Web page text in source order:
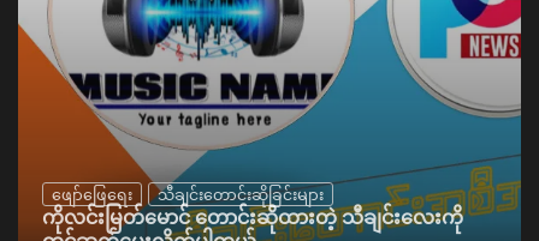
ဖျော်ဖြေရေး သီချင်းတောင်းဆိုခြင်းများ
ကိုလင်းမြတ်မောင် တောင်းဆိုထားတဲ့ သီချင်းလေးကို